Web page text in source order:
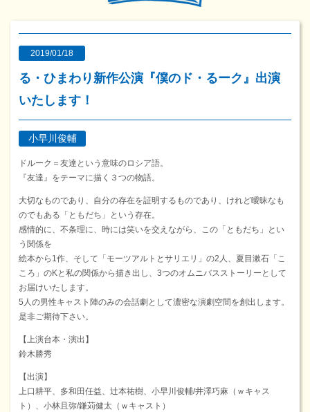
2019/01/18
る・ひまわり新作公演『僕のド・るーク』出演
いたします！
小早川俊輔
ドルーク＝友達という意味のロシア語。
『友達』をテーマに描く３つの物語。
大切なものであり、自分の存在を証明するものであり、けれど曖昧なも
のでもある「ともだち」という存在。
感情的に、不条理に、時には笑いを交えながら、この「ともだち」とい
う関係を
絵本から1作、そして「モーツアルトとサリエリ」の2人、夏目漱石「こ
ころ」のKと私の関係から描き出し、3つのオムニバスストーリーとして
お届けいたします。
5人の男性キャスト陣のみの会話劇として濃密な演劇空間を創出します。
是非ご期待下さい。
【上演台本・演出】
鈴木勝秀
【出演】
上口耕平、多和田任益、辻本祐樹、小早川俊輔/井澤巧麻（ｗキャス
ト）、小林且弥/鎌苅健太（ｗキャスト）